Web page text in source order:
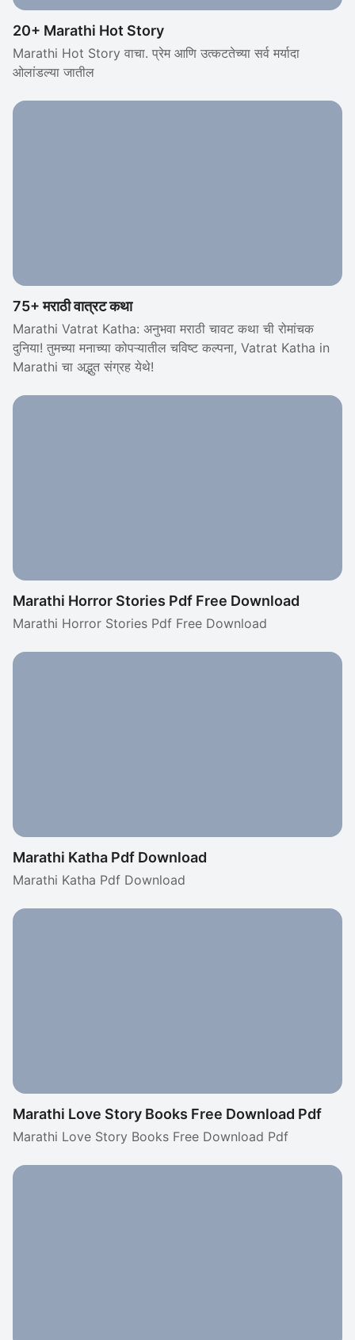
20+ Marathi Hot Story
Marathi Hot Story वाचा. प्रेम आणि उत्कटतेच्या सर्व मर्यादा
ओलांडल्या जातील
75+ मराठी वात्रट कथा
Marathi Vatrat Katha: अनुभवा मराठी चावट कथा ची रोमांचक
दुनिया! तुमच्या मनाच्या कोपऱ्यातील चविष्ट कल्पना, Vatrat Katha in
Marathi चा अद्भुत संग्रह येथे!
Marathi Horror Stories Pdf Free Download
Marathi Horror Stories Pdf Free Download
Marathi Katha Pdf Download
Marathi Katha Pdf Download
Marathi Love Story Books Free Download Pdf
Marathi Love Story Books Free Download Pdf